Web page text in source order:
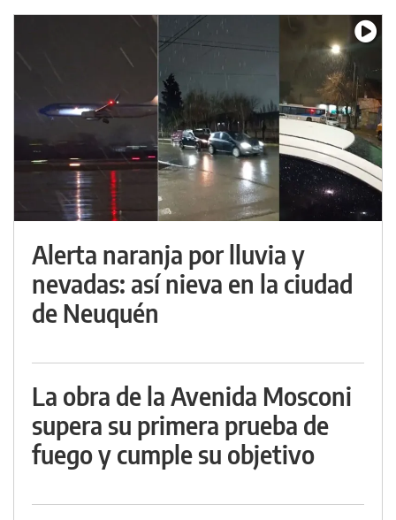
Alerta naranja por lluvia y
nevadas: así nieva en la ciudad
de Neuquén
La obra de la Avenida Mosconi
supera su primera prueba de
fuego y cumple su objetivo